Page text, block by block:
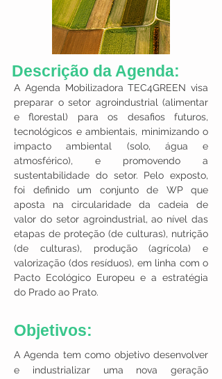
Descrição da Agenda:
A Agenda Mobilizadora TEC4GREEN visa
preparar o setor agroindustrial (alimentar
e florestal) para os desafios futuros,
tecnológicos e ambientais, minimizando o
impacto ambiental (solo, água e
atmosférico), e promovendo a
sustentabilidade do setor. Pelo exposto,
foi definido um conjunto de WP que
aposta na circularidade da cadeia de
valor do setor agroindustrial, ao nível das
etapas de proteção (de culturas), nutrição
(de culturas), produção (agrícola) e
valorização (dos resíduos), em linha com o
Pacto Ecológico Europeu e a estratégia
do Prado ao Prato.
Objetivos:
A Agenda tem como objetivo desenvolver
e industrializar uma nova geração